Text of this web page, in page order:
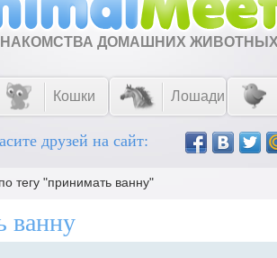
ДОМАШНИХ
Кошки Лошади
друзей на сайт:
тегу "принимать ванну"
ванну